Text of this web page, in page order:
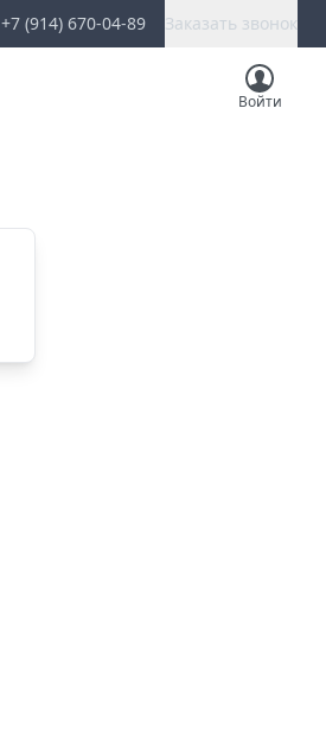
+7 (914) 670-04-89 Заказать звонок
Войти